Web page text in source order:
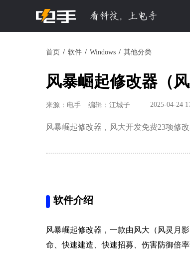
首页 软件 Windows 其他分类
风暴崛起修改器（
来源：电手 编辑：江城子 2025-04-24
风暴崛起修改器，风大开发免费23项修
软件介绍
风暴崛起修改器，一款由风大（风灵月
命、快速建造、快速招募、伤害防御倍